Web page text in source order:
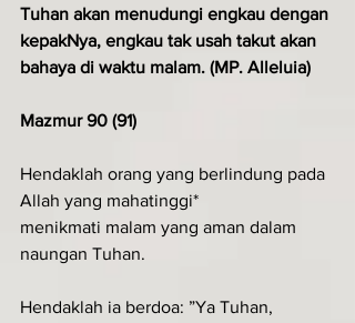
Tuhan akan menudungi engkau dengan
kepakNya, engkau tak usah takut akan
bahaya di waktu malam. (MP. Alleluia)
Mazmur 90 (91)
Hendaklah orang yang berlindung pada
Allah yang mahatinggi*
menikmati malam yang aman dalam
naungan Tuhan.
Hendaklah ia berdoa: ”Ya Tuhan,